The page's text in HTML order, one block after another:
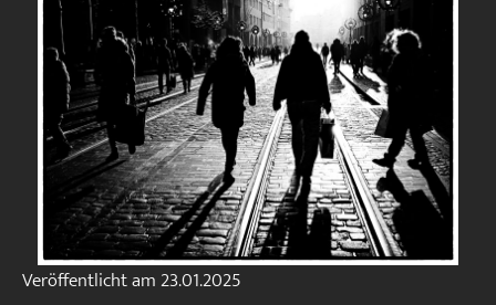
Veröffentlicht am23.01.2025